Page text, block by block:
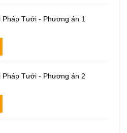
Pháp Tưới - Phương án 1
Pháp Tưới - Phương án 2